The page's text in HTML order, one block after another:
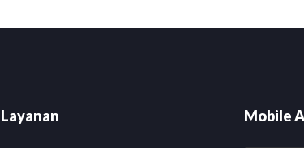
Layanan Mobile